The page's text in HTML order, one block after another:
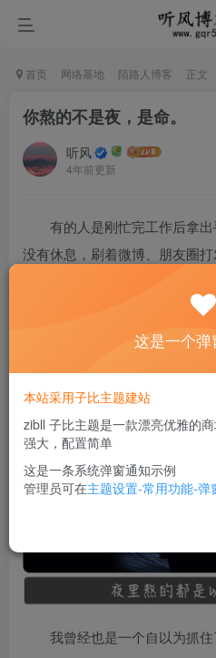
首页 网络基地 陌路人博客 正文
你熬的不是夜，是命。
听风
4年前更新
有的人是刚忙完工作后拿
没有休息，刷着微博、朋友圈
殊不知，夜里熬的都是以
我曾经也是一个自以为抓住
这是一个弹
本站采用子比主题建站
zibll 子比主题是一款漂亮优雅的
强大，配置简单
这是一条系统弹窗通知示例
管理员可在主题设置-常用功能-弹